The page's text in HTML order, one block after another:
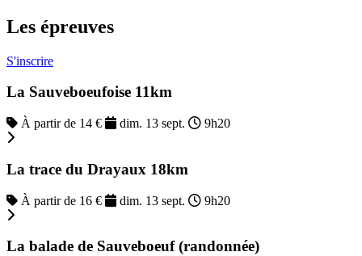
Les épreuves
S'inscrire
La Sauveboeufoise 11km
À partir de 14 € dim. 13 sept. 9h20
La trace du Drayaux 18km
À partir de 16 € dim. 13 sept. 9h20
La balade de Sauveboeuf (randonnée)